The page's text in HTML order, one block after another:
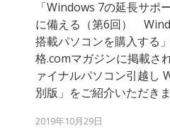
「Windows 7の延長サポ
に備える（第6回）
搭載パソコンを購入する
格.comマガジンに掲載さ
ァイナルパソコン引越し
別版」をご紹介いただきま
2019年10月29日